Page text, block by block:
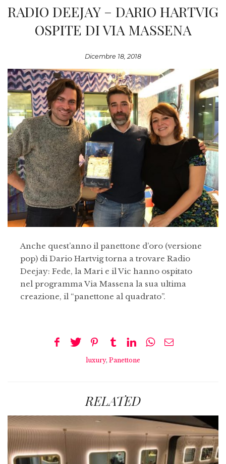
RADIO DEEJAY – DARIO HARTVIG
OSPITE DI VIA MASSENA
Dicembre 18, 2018
Anche quest’anno il panettone d’oro (versione
pop) di Dario Hartvig torna a trovare Radio
Deejay: Fede, la Mari e il Vic hanno ospitato
nel programma Via Massena la sua ultima
creazione, il “panettone al quadrato”.
luxury, Panettone
RELATED